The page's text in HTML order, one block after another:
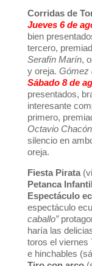
Corridas de
Jueves 6 de
bien
tercero,
Serafín Marín,
y oreja. Gómez
Sábado 8 de
presentados,
interesante
primero,
Octavio Chacón
silencio en
oreja.
Fiesta Pirata
Petanca Infantil
Espectáculo
espectáculo
caballo”
haría las
toros el viernes
e hinchables